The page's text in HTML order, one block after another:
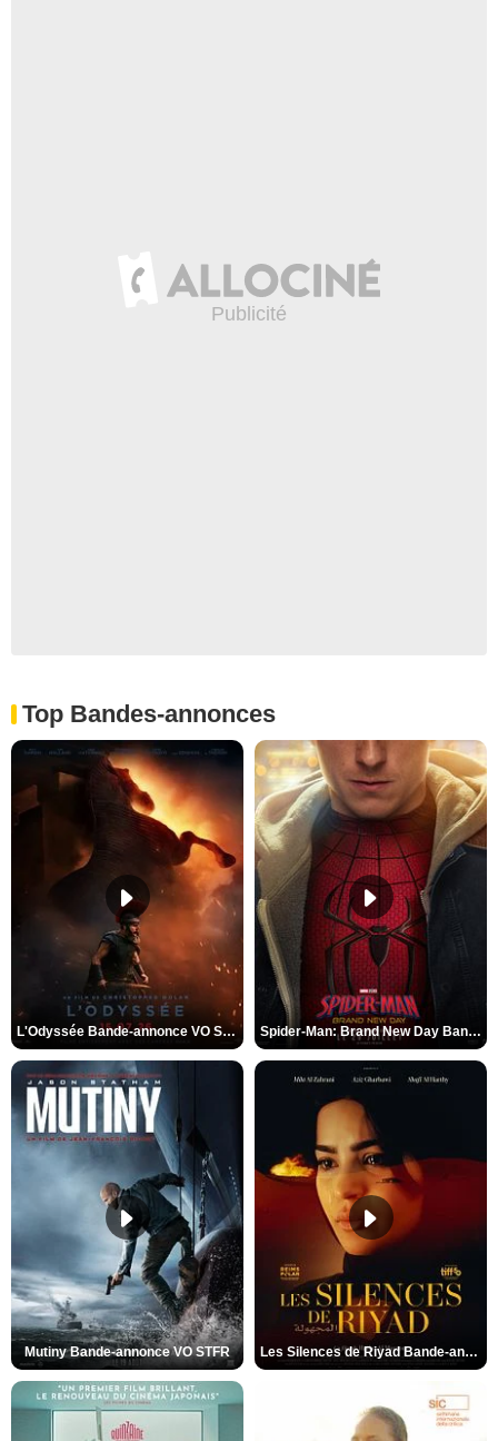
Top Bandes-annonces
L'Odyssée Bande-annonce VO STFR Spider-Man: Brand New Day Bande-annonce VO STFR
Mutiny Bande-annonce VO STFR Les Silences de Riyad Bande-annonce VO STFR